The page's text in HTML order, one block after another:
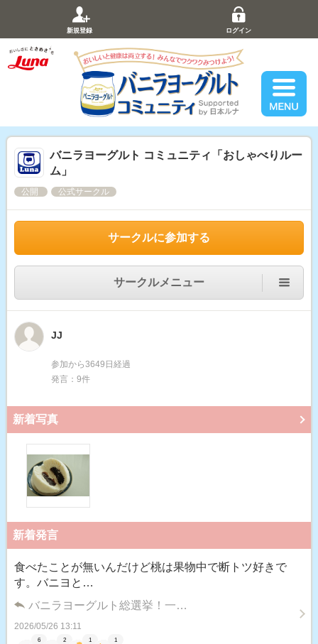
新規登録 ログイン
バニラヨーグルト コミュニティ「おしゃべりルー
ム」
公開 公式サークル
サークルに参加する
サークルメニュー
JJ
参加から3649日経過
発言：9件
新着写真
新着発言
食べたことが無いんだけど桃は果物中で断トツ好きで
す。バニヨと…
バニラヨーグルト総選挙！一…
2026/05/26 13:11
6 2 1 1